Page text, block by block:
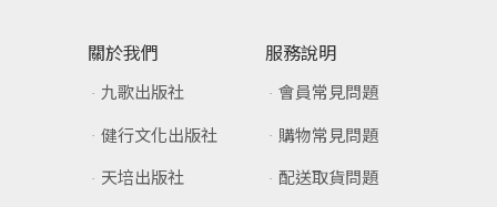
關於我們
九歌出版社
健行文化出版社
天培出版社
服務說明
會員常見問題
購物常見問題
配送取貨問題